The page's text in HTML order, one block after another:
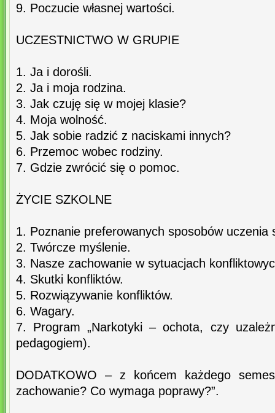
9. Poczucie własnej wartości.
UCZESTNICTWO W GRUPIE
1. Ja i dorośli.
2. Ja i moja rodzina.
3. Jak czuję się w mojej klasie?
4. Moja wolność.
5. Jak sobie radzić z naciskami innych?
6. Przemoc wobec rodziny.
7. Gdzie zwrócić się o pomoc.
ŻYCIE SZKOLNE
1. Poznanie preferowanych sposobów uczenia
2. Twórcze myślenie.
3. Nasze zachowanie w sytuacjach
4. Skutki konfliktów.
5. Rozwiązywanie konfliktów.
6. Wagary.
7. Program „Narkotyki – ochota, czy
pedagogiem).
DODATKOWO – z końcem każdego
zachowanie? Co wymaga poprawy?”.